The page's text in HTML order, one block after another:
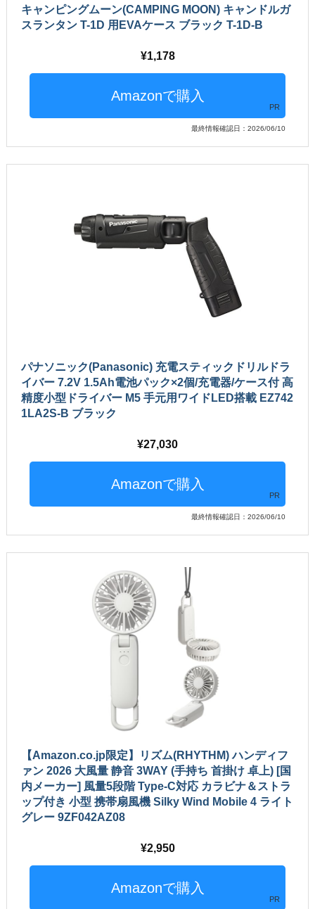
キャンピングムーン(CAMPING MOON) キャンドルガ
スランタン T-1D 用EVAケース ブラック T-1D-B
1,178
PR
最終情報確認日：2026/06/10
パナソニック(Panasonic) 充電スティックドリルドラ
イバー 7.2V 1.5Ah電池パック×2個/充電器/ケース付 高
精度小型ドライバー M5 手元用ワイドLED搭載 EZ742
1LA2S-B ブラック
27,030
PR
最終情報確認日：2026/06/10
【Amazon.co.jp限定】リズム(RHYTHM) ハンディフ
ァン 2026 大風量 静音 3WAY (手持ち 首掛け 卓上) [国
内メーカー] 風量5段階 Type-C対応 カラビナ＆ストラ
ップ付き 小型 携帯扇風機 Silky Wind Mobile 4 ライト
グレー 9ZF042AZ08
2,950
PR